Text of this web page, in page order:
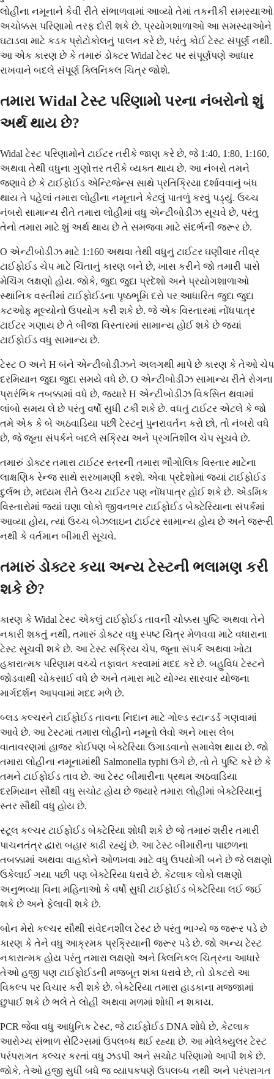
લોહીના નમૂનાને કેવી રીતે સંભાળવામાં આવ્યો તેમાં તકનીકી સમસ્યાઓ
અચોક્કસ પરિણામો તરફ દોરી શકે છે. પ્રયોગશાળાઓ આ સમસ્યાઓને
ઘટાડવા માટે કડક પ્રોટોકોલનું પાલન કરે છે, પરંતુ કોઈ ટેસ્ટ સંપૂર્ણ નથી.
આ એક કારણ છે કે તમારું ડોક્ટર Widal ટેસ્ટ પર સંપૂર્ણપણે આધાર
રાખવાને બદલે સંપૂર્ણ ક્લિનિકલ ચિત્ર જોશે.
તમારા Widal ટેસ્ટ પરિણામો પરના નંબરોનો શું
અર્થ થાય છે?
Widal ટેસ્ટ પરિણામોને ટાઈટર તરીકે જાણ કરે છે, જે 1:40, 1:80, 1:160,
અથવા તેથી વધુના ગુણોત્તર તરીકે વ્યક્ત થાય છે. આ નંબરો તમને
જણાવે છે કે ટાઈફોઈડ એન્ટિજેન્સ સાથે પ્રતિક્રિયા દર્શાવવાનું બંધ
થાય તે પહેલાં તમારા લોહીના નમૂનાને કેટલું પાતળું કરવું પડ્યું. ઉચ્ચ
નંબરો સામાન્ય રીતે તમારા લોહીમાં વધુ એન્ટીબોડીઝ સૂચવે છે, પરંતુ
તેનો તમારા માટે શું અર્થ થાય છે તે સમજવા માટે સંદર્ભની જરૂર છે.
O એન્ટીબોડીઝ માટે 1:160 અથવા તેથી વધુનું ટાઈટર ઘણીવાર તીવ્ર
ટાઈફોઈડ ચેપ માટે ચિંતાનું કારણ બને છે, ખાસ કરીને જો તમારી પાસે
મેચિંગ લક્ષણો હોય. જોકે, જુદા જુદા પ્રદેશો અને પ્રયોગશાળાઓ
સ્થાનિક વસ્તીમાં ટાઈફોઈડના પૃષ્ઠભૂમિ દરો પર આધારિત જુદા જુદા
કટઓફ મૂલ્યોનો ઉપયોગ કરી શકે છે. જે એક વિસ્તારમાં નોંધપાત્ર
ટાઈટર ગણાય છે તે બીજા વિસ્તારમાં સામાન્ય હોઈ શકે છે જ્યાં
ટાઈફોઈડ વધુ સામાન્ય છે.
ટેસ્ટ O અને H બંને એન્ટીબોડીઝને અલગથી માપે છે કારણ કે તેઓ ચેપ
દરમિયાન જુદા જુદા સમયે વધે છે. O એન્ટીબોડીઝ સામાન્ય રીતે રોગના
પ્રારંભિક તબક્કામાં વધે છે, જ્યારે H એન્ટીબોડીઝ વિકસિત થવામાં
લાંબો સમય લે છે પરંતુ વર્ષો સુધી ટકી શકે છે. વધતું ટાઈટર એટલે કે જો
તમે એક કે બે અઠવાડિયા પછી ટેસ્ટનું પુનરાવર્તન કરો છો, તો નંબરો વધે
છે, જે જૂના સંપર્કને બદલે સક્રિય અને પ્રગતિશીલ ચેપ સૂચવે છે.
તમારું ડોક્ટર તમારા ટાઈટર સ્તરની તમારા ભૌગોલિક વિસ્તાર માટેના
લાક્ષણિક રેન્જ સાથે સરખામણી કરશે. એવા પ્રદેશોમાં જ્યાં ટાઈફોઈડ
દુર્લભ છે, મધ્યમ રીતે ઉચ્ચ ટાઈટર પણ નોંધપાત્ર હોઈ શકે છે. એંડમિક
વિસ્તારોમાં જ્યાં ઘણા લોકો જીવનભર ટાઈફોઈડ બેક્ટેરિયાના સંપર્કમાં
આવ્યા હોય, ત્યાં ઉચ્ચ બેઝલાઇન ટાઈટર સામાન્ય હોય છે અને જરૂરી
નથી કે વર્તમાન બીમારી સૂચવે.
તમારું ડોક્ટર કયા અન્ય ટેસ્ટની ભલામણ કરી
શકે છે?
કારણ કે Widal ટેસ્ટ એકલું ટાઈફોઈડ તાવની ચોક્કસ પુષ્ટિ અથવા તેને
નકારી શકતું નથી, તમારું ડોક્ટર વધુ સ્પષ્ટ ચિત્ર મેળવવા માટે વધારાના
ટેસ્ટ સૂચવી શકે છે. આ ટેસ્ટ સક્રિય ચેપ, જૂના સંપર્ક અથવા ખોટા
હકારાત્મક પરિણામ વચ્ચે તફાવત કરવામાં મદદ કરે છે. બહુવિધ ટેસ્ટને
જોડવાથી ચોકસાઈ વધે છે અને તમારા માટે યોગ્ય સારવાર યોજના
માર્ગદર્શન આપવામાં મદદ મળે છે.
બ્લડ કલ્ચરને ટાઈફોઈડ તાવના નિદાન માટે ગોલ્ડ સ્ટાન્ડર્ડ ગણવામાં
આવે છે. આ ટેસ્ટમાં તમારા લોહીનો નમૂનો લેવો અને ખાસ લેબ
વાતાવરણમાં હાજર કોઈપણ બેક્ટેરિયા ઉગાડવાનો સમાવેશ થાય છે. જો
તમારા લોહીના નમૂનામાંથી Salmonella typhi ઉગે છે, તો તે પુષ્ટિ કરે છે કે
તમને ટાઈફોઈડ તાવ છે. આ ટેસ્ટ બીમારીના પ્રથમ અઠવાડિયા
દરમિયાન સૌથી વધુ સચોટ હોય છે જ્યારે તમારા લોહીમાં બેક્ટેરિયાનું
સ્તર સૌથી વધુ હોય છે.
સ્ટૂલ કલ્ચર ટાઈફોઈડ બેક્ટેરિયા શોધી શકે છે જે તમારું શરીર તમારી
પાચનતંત્ર દ્વારા બહાર કાઢી રહ્યું છે. આ ટેસ્ટ બીમારીના પાછળના
તબક્કામાં અથવા વાહકોને ઓળખવા માટે વધુ ઉપયોગી બને છે જે લક્ષણો
ઉકેલાઈ ગયા પછી પણ બેક્ટેરિયા ધરાવે છે. કેટલાક લોકો લક્ષણો
અનુભવ્યા વિના મહિનાઓ કે વર્ષો સુધી ટાઈફોઈડ બેક્ટેરિયા લઈ જઈ
શકે છે અને ફેલાવી શકે છે.
બોન મેરો કલ્ચર સૌથી સંવેદનશીલ ટેસ્ટ છે પરંતુ ભાગ્યે જ જરૂર પડે છે
કારણ કે તેને વધુ આક્રમક પ્રક્રિયાની જરૂર પડે છે. જો અન્ય ટેસ્ટ
નકારાત્મક હોય પરંતુ તમારા લક્ષણો અને ક્લિનિકલ ચિત્રના આધારે
તેઓ હજી પણ ટાઈફોઈડની મજબૂત શંકા ધરાવે છે, તો ડોકટરો આ
વિકલ્પ પર વિચાર કરી શકે છે. બેક્ટેરિયા તમારા હાડકાના મજ્જામાં
છુપાઈ શકે છે ભલે તે લોહી અથવા મળમાં શોધી ન શકાય.
PCR જેવા વધુ આધુનિક ટેસ્ટ, જે ટાઈફોઈડ DNA શોધે છે, કેટલાક
આરોગ્ય સંભાળ સેટિંગ્સમાં ઉપલબ્ધ થઈ રહ્યા છે. આ મોલેક્યુલર ટેસ્ટ
પરંપરાગત કલ્ચર કરતાં વધુ ઝડપી અને સચોટ પરિણામો આપી શકે છે.
જોકે, તેઓ હજી સુધી બધે જ વ્યાપકપણે ઉપલબ્ધ નથી અને પરંપરાગત